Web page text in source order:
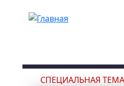
СПЕЦИАЛЬНАЯ ТЕМА